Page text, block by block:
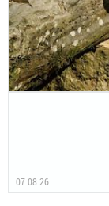
07.08.26